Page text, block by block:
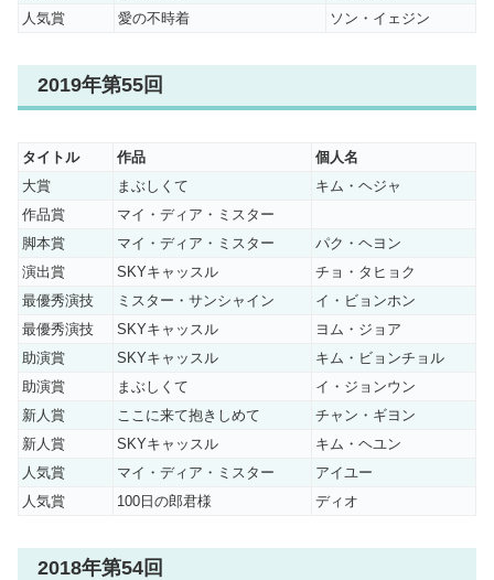
人気賞
愛の不時着 ソン・イェジン
2019年第55回
タイトル 作品
個人名
大賞
まぶしくて
キム・ヘジャ
作品賞
マイ・ディア・ミスター
脚本賞
マイ・ディア・ミスター
パク・ヘヨン
演出賞
SKYキャッスル
チョ・タヒョク
最優秀演技
ミスター・サンシャイン
イ・ビョンホン
最優秀演技
SKYキャッスル
ヨム・ジョア
助演賞
SKYキャッスル
キム・ビョンチョル
助演賞
まぶしくて
イ・ジョンウン
新人賞
ここに来て抱きしめて
チャン・ギヨン
新人賞
SKYキャッスル
キム・ヘユン
人気賞
マイ・ディア・ミスター
アイユー
人気賞
100日の郎君様 ディオ
2018年第54回